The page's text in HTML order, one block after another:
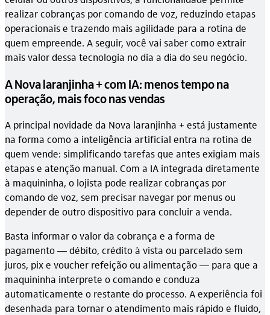
realizar cobranças por comando de voz, reduzindo etapas
operacionais e trazendo mais agilidade para a rotina de
quem empreende. A seguir, você vai saber como extrair
mais valor dessa tecnologia no dia a dia do seu negócio.
A Nova laranjinha + com IA: menos tempo na
operação, mais foco nas vendas
A principal novidade da Nova laranjinha + está justamente
na forma como a inteligência artificial entra na rotina de
quem vende: simplificando tarefas que antes exigiam mais
etapas e atenção manual. Com a IA integrada diretamente
à maquininha, o lojista pode realizar cobranças por
comando de voz, sem precisar navegar por menus ou
depender de outro dispositivo para concluir a venda.
Basta informar o valor da cobrança e a forma de
pagamento — débito, crédito à vista ou parcelado sem
juros, pix e voucher refeição ou alimentação — para que a
maquininha interprete o comando e conduza
automaticamente o restante do processo. A experiência foi
desenhada para tornar o atendimento mais rápido e fluido,